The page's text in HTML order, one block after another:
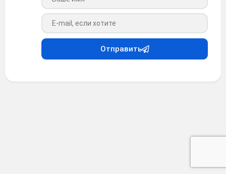
Ваш e-mail
Отправить